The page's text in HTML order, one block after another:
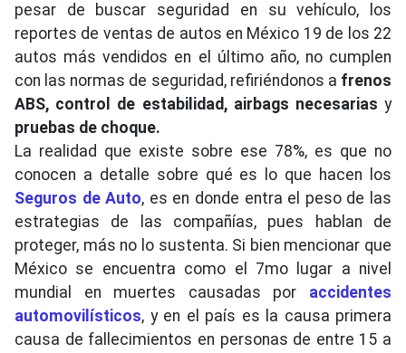
pesar de buscar seguridad en su vehículo, los
reportes de ventas de autos en México 19 de los 22
autos más vendidos en el último año, no cumplen
con las normas de seguridad, refiriéndonos a frenos
ABS, control de estabilidad, airbags necesarias y
pruebas de choque.
La realidad que existe sobre ese 78%, es que no
conocen a detalle sobre qué es lo que hacen los
Seguros de Auto, es en donde entra el peso de las
estrategias de las compañías, pues hablan de
proteger, más no lo sustenta. Si bien mencionar que
México se encuentra como el 7mo lugar a nivel
mundial en muertes causadas por accidentes
automovilísticos, y en el país es la causa primera
causa de fallecimientos en personas de entre 15 a